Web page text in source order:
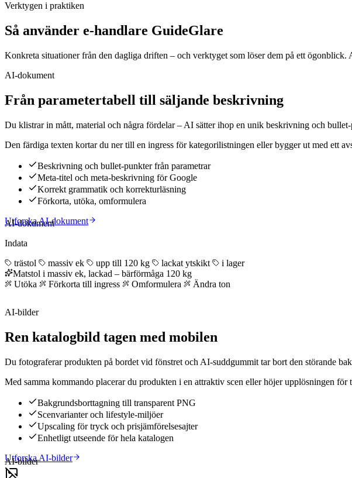
Verktygen i praktiken
Så använder e-handlare GuideGlare
Konkreta situationer från den dagliga driften – och verktyget som löser dem på ett ögonblick.
AI-dokument
Från parametertabell till säljande beskrivning
Du klistrar in mått, material och några fördelar – AI sätter ihop en unik beskrivning och
Den färdiga texten kortar du ner till en ingress för kategorilistningen eller bygger ut med ett
Beskrivning och bullet-punkter från parametrar
Meta-titel och meta-beskrivning för Google
Korrekt grammatik och korrekturläsning
Förkorta, utöka, omformulera
Utforska AI-dokument
AI-dokument
Indata
trästol
massiv ek upp till 120 kg lackat ytskikt
i lager
Matstol i massiv ek, lackad – bärförmåga 120 kg
Utöka
Förkorta till ingress Omformulera Ändra ton
AI-bilder
Ren katalogbild tagen med mobilen
Du fotograferar produkten på bordet vid fönstret och AI-suddgummit tar bort den störande
Med samma kommando placerar du produkten i en attraktiv scen eller höjer upplösningen för
Bakgrundsborttagning till transparent PNG
Scenvarianter och lifestyle-miljöer
Upscaling för tryck och prisjämförelsesajter
Enhetligt utseende för hela katalogen
Utforska AI-bilder
AI-bilder